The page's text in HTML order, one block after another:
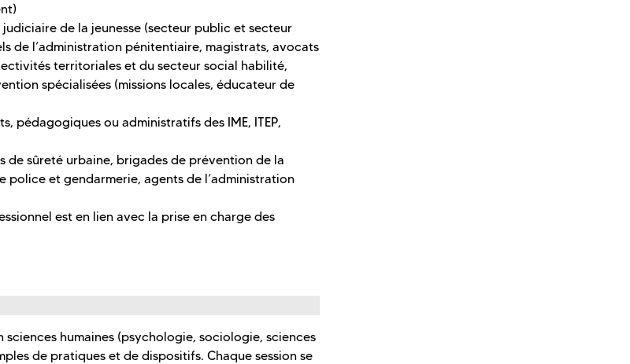
de la jeunesse (secteur public et secteur
de l’administration pénitentiaire, magistrats, avocats
territoriales et du secteur social habilité,
spécialisées (missions locales, éducateur de
pédagogiques ou administratifs des IME, ITEP,
de sûreté urbaine, brigades de prévention de la
et gendarmerie, agents de l’administration
est en lien avec la prise en charge des
humaines (psychologie, sociologie, sciences
de pratiques et de dispositifs. Chaque session se